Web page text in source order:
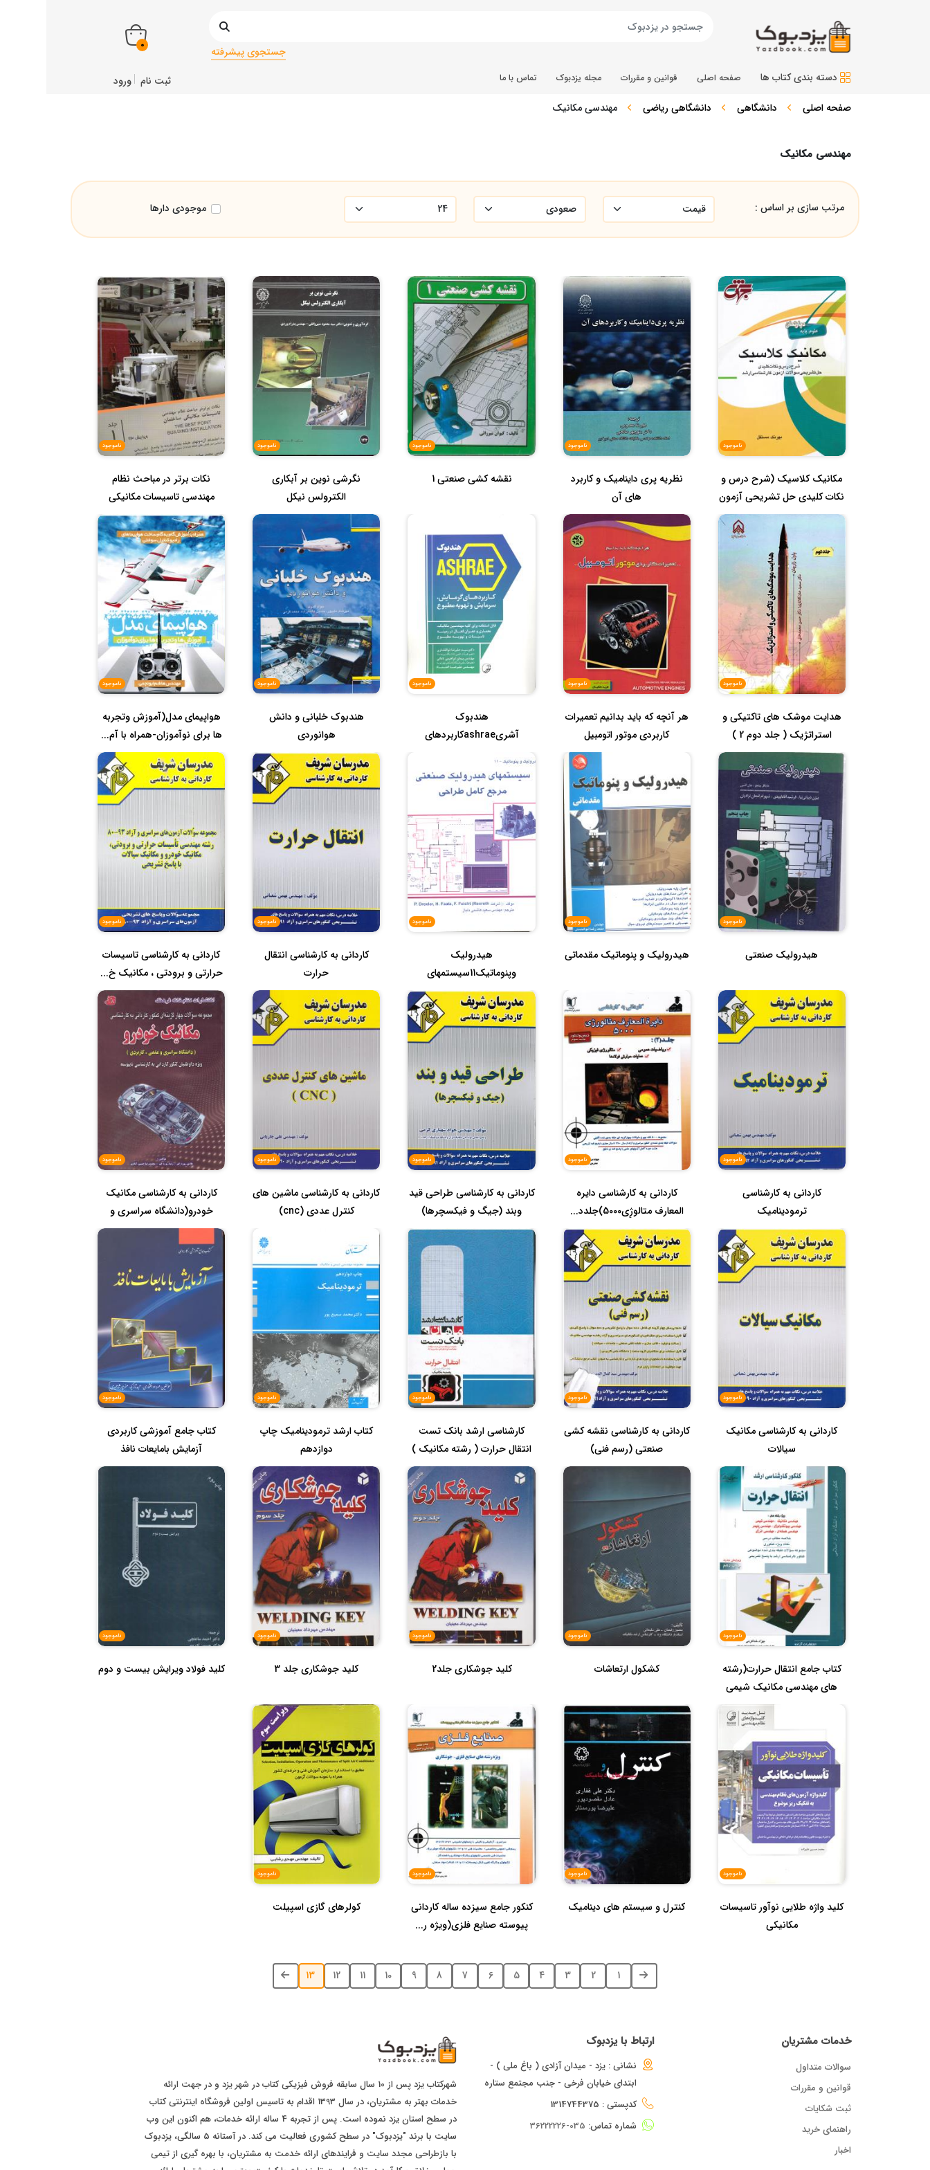
جستجوی پیشرفته 0
دسته بندی کتاب ها صفحه اصلی قوانین و مقررات مجله یزدبوک تماس با ما ثبت نام
ورود
صفحه اصلی
دانشگاهی دانشگاهی ریاضی مهندسی مکانیک
مهندسی مکانیک
مرتب سازی بر اساس : موجودی دارها
ناموجود
مکانیک کلاسیک (شرح درس و
نکات کلیدی حل تشریحی آزمون
ار...
ناموجود
نظریه پری داینامیک و کاربرد
های آن
ناموجود
نقشه کشی صنعتی 1
ناموجود
نگرشی نوین بر آبکاری
الکترولس نیکل
ناموجود
نکات برتر در مباحث نظام
مهندسی تاسیسات مکانیکی
ساختمان...
ناموجود
هدایت موشک های تاکتیکی و
استراتژیک ( جلد دوم 2 )
ناموجود
هر آنچه که باید بدانیم تعمیرات
کاربردی موتور اتومبیل
ناموجود
هندبوک
آشریashraeکاربردهای
ناموجود
هندبوک خلبانی و دانش
هوانوردی
ناموجود
هواپیمای مدل(آموزش وتجربه
ها برای نوآموزان-همراه با آم...
ناموجود
هیدرولیک صنعتی
ناموجود
هیدرولیک و پنوماتیک مقدماتی
ناموجود
هیدرولیک
وپنوماتیک11سیستمهای
هیدرولیک صنعتی مرجع کامل
...
ناموجود
کاردانی به کارشناسی انتقال
حرارت
ناموجود
کاردانی به کارشناسی تاسیسات
حرارتی و برودتی ، مکانیک خ...
ناموجود
کاردانی به کارشناسی
ترمودینامیک
ناموجود
کاردانی به کارشناسی دایره
المعارف متالوژِِِِی5000)جلدد...
ناموجود
کاردانی به کارشناسی طراحی قید
وبند (جیگ و فیکسچرها)
ناموجود
کاردانی به کارشناسی ماشین های
کنترل عددی (cnc)
ناموجود
کاردانی به کارشناسی مکانیک
خودرو(دانشگاه سراسری و
علمی...
ناموجود
کاردانی به کارشناسی مکانیک
سیالات
ناموجود
کاردانی به کارشناسی نقشه کشی
صنعتی (رسم فنی)
ناموجود
کارشناسی ارشد بانک تست
انتقال حرارت ( رشته مکانیک )
ناموجود
کتاب ارشد ترمودینامیک چاپ
دوازدهم
ناموجود
کتاب جامع آموزشی کاربردی
آزمایش بامایعات نافذ
ناموجود
کتاب جامع انتقال حرارت(رشته
های مهندسی مکانیک شیمی
بیو...
ناموجود
کشکول ارتعاشات
ناموجود
کلید جوشکاری جلد2
ناموجود
کلید جوشکاری جلد 3
ناموجود
کلید فولاد ویرایش بیست و دوم
ناموجود
کلید واژه طلایی نوآور تاسیسات
مکانیکی
ناموجود
کنترل و سیستم های دینامیک
ناموجود
کنکور جامع سیزده ساله کاردانی
پیوسته صنایع فلزی(ویژه ر...
ناموجود
کولرهای گازی اسپیلت
1
2
3
4
5
6
7
8
9
10
11
12
13
خدمات مشتریان
سوالات متداول
قوانین و مقررات
ثبت شکایات
راهنمای خرید
اخبار
ارتباط با یزدبوک
نشانی : یزد - میدان آزادی ( باغ ملی ) -
ابتدای خیابان فرخی - جنب مجتمع ستاره
کدپستی : 1314744375
شماره تماس: 035-36222226
شهرکتاب یزد پس از 10 سال سابقه فروش فیزیکی کتاب در شهر یزد و در جهت ارائه
خدمات بهتر به مشتریان، در سال 1393 اقدام به تاسیس اولین فروشگاه اینترنتی کتاب
در سطح استان یزد نموده است. پس از تجربه 4 ساله ارائه خدمات، هم اکنون این وب
سایت با برند "یزدبوک" در سطح کشوری فعالیت می کند. در آستانه 5 سالگی، یزدبوک
با بازطراحی مجدد سایت و فرایندهای ارائه خدمت به مشتریان، با بهره گیری از تیمی